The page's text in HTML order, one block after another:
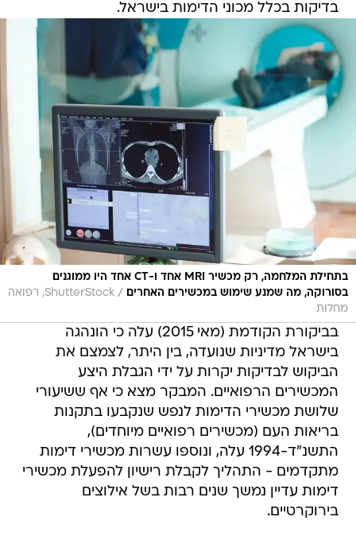
בדיקות בכלל מכוני הדימות בישראל.
בתחילת המלחמה, רק מכשיר MRI אחד ו-CT אחד היו ממוגנים
בסורוקה, מה שמנע שימוש במכשירים האחרים
/
ShutterStock, רפואה
מחלות
בביקורת הקודמת (מאי 2015) עלה כי הונהגה
בישראל מדיניות שנועדה, בין היתר, לצמצם את
הביקוש לבדיקות יקרות על ידי הגבלת היצע
המכשירים הרפואיים. המבקר מצא כי אף ששיעורי
שלושת מכשירי הדימות לנפש שנקבעו בתקנות
בריאות העם (מכשירים רפואיים מיוחדים),
התשנ"ד-1994 עלה, ונוספו עשרות מכשירי דימות
מתקדמים - התהליך לקבלת רישיון להפעלת מכשירי
דימות עדיין נמשך שנים רבות בשל אילוצים
בירוקרטיים.